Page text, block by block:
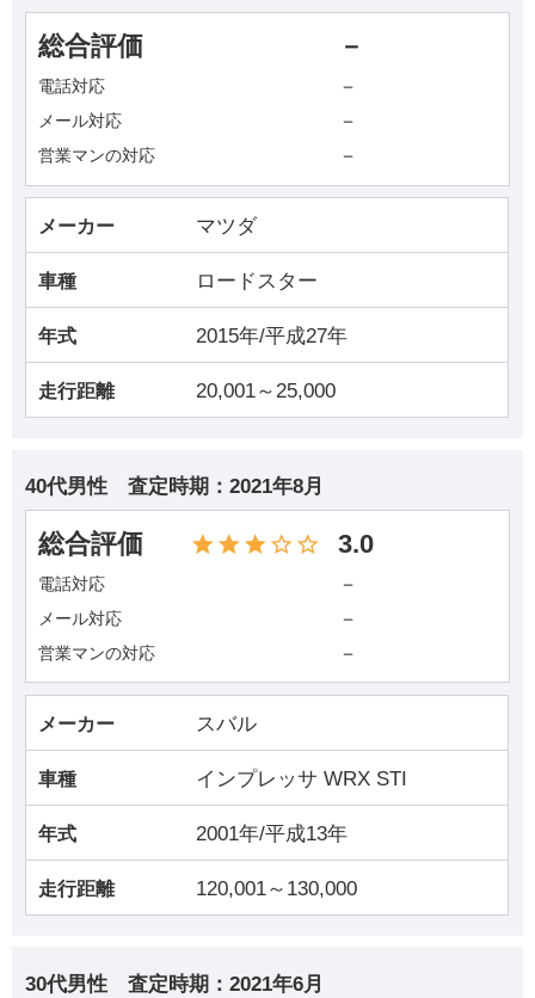
総合評価 －
電話対応 －
メール対応 －
営業マンの対応 －
メーカー マツダ
車種 ロードスター
年式 2015年/平成27年
走行距離 20,001～25,000
40代男性 査定時期： 2021年8月
総合評価 3.0
電話対応 －
メール対応 －
営業マンの対応 －
メーカー スバル
車種 インプレッサ WRX STI
年式 2001年/平成13年
走行距離 120,001～130,000
30代男性 査定時期： 2021年6月